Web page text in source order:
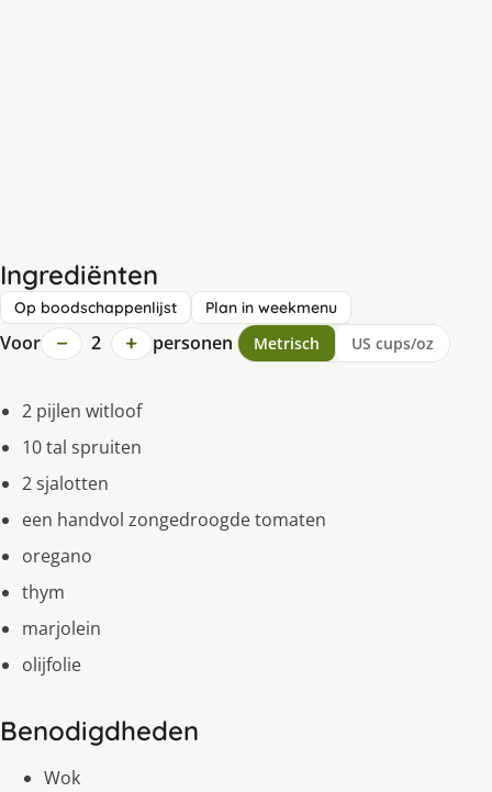
Ingrediënten
Op boodschappenlijst Plan in weekmenu
Voor − 2 + personen Metrisch US cups/oz
2 pijlen witloof
10 tal spruiten
2 sjalotten
een handvol zongedroogde tomaten
oregano
thym
marjolein
olijfolie
Benodigdheden
Wok